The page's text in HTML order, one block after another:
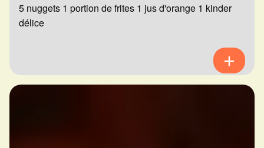
5 nuggets 1 portion de frites 1 jus d'orange 1 kinder
délice